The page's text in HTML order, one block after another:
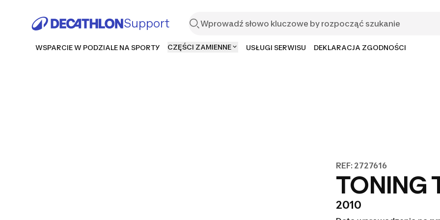
Support
WSPARCIE W PODZIALE NA SPORTY CZĘŚCI ZAMIENNE USŁUGI SERWISU DEKLARACJA ZGODNOŚCI
REF: 2727616
TONING
2010